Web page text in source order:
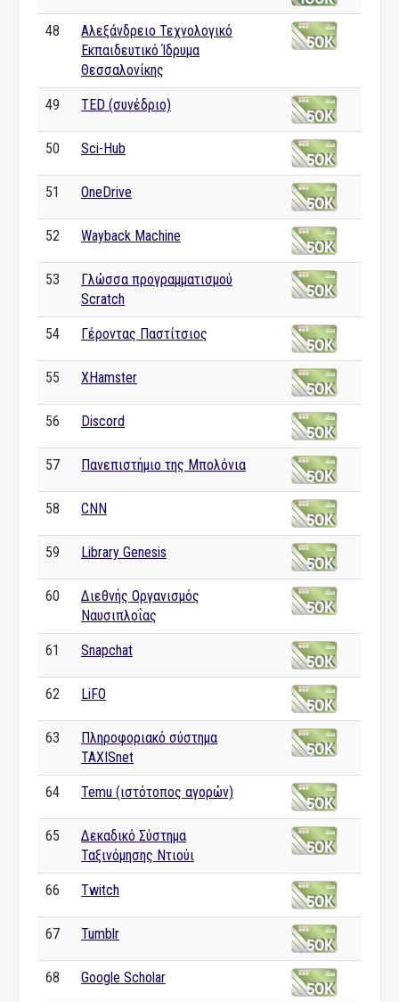
48
Αλεξάνδρειο Τεχνολογικό
Εκπαιδευτικό Ίδρυμα
Θεσσαλονίκης
49 TED (συνέδριο)
50 Sci-Hub
51 OneDrive
52 Wayback Machine
53
Γλώσσα προγραμματισμού
Scratch
54 Γέροντας Παστίτσιος
55 XHamster
56 Discord
57 Πανεπιστήμιο της Μπολόνια
58 CNN
59 Library Genesis
60
Διεθνής Οργανισμός
Ναυσιπλοΐας
61 Snapchat
62 LiFO
63
Πληροφοριακό σύστημα
TAXISnet
64 Temu (ιστότοπος αγορών)
65
Δεκαδικό Σύστημα
Ταξινόμησης Ντιούι
66 Twitch
67 Tumblr
68 Google Scholar